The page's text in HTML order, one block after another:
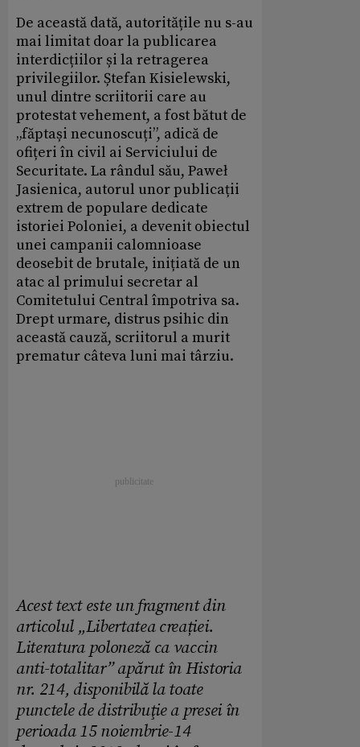
De această dată, autoritățile nu s-au
mai limitat doar la publicarea
interdicțiilor și la retragerea
privilegiilor. Ștefan Kisielewski,
unul dintre scriitorii care au
protestat vehement, a fost bătut de
„făptași necunoscuți”, adică de
ofițeri în civil ai Serviciului de
Securitate. La rândul său, Paweł
Jasienica, autorul unor publicații
extrem de populare dedicate
istoriei Poloniei, a devenit obiectul
unei campanii calomnioase
deosebit de brutale, inițiată de un
atac al primului secretar al
Comitetului Central împotriva sa.
Drept urmare, distrus psihic din
această cauză, scriitorul a murit
prematur câteva luni mai târziu.
Acest text este un fragment din
articolul „Libertatea creației.
Literatura poloneză ca vaccin
anti-totalitar” apărut în Historia
nr. 214, disponibilă la toate
punctele de distribuţie a presei în
perioada 15 noiembrie-14